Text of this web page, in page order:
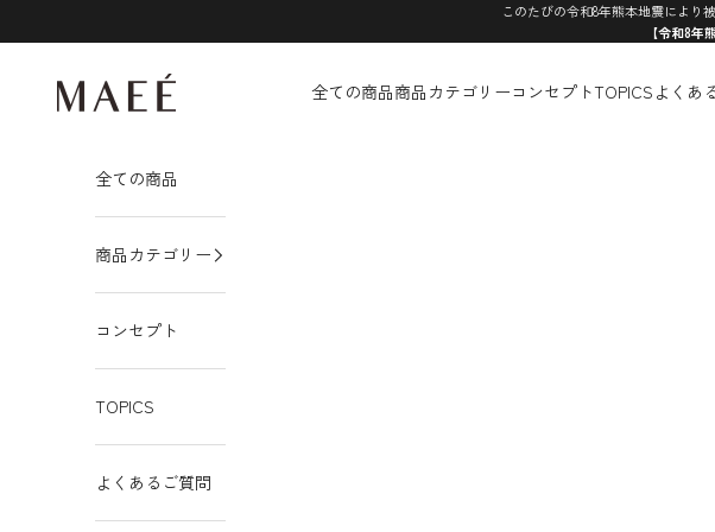
このたびの令和8年熊本地震により
【令和8年
MAEÉ 全ての商品商品カテゴリーコンセプトTOPICS よくあ
全ての商品
商品カテゴリー
コンセプト
TOPICS
よくあるご質問